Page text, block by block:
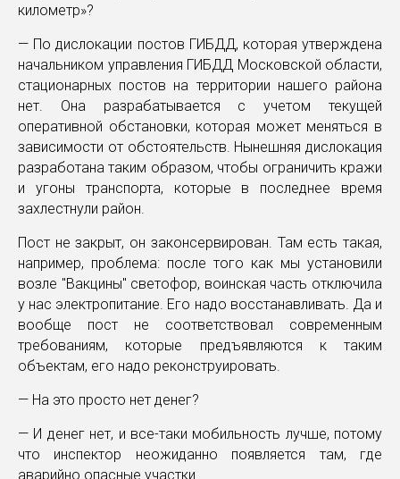
километр»?
— По дислокации постов ГИБДД, которая утверждена
начальником управления ГИБДД Московской области,
стационарных постов на территории нашего района
нет. Она разрабатывается с учетом текущей
оперативной обстановки, которая может меняться в
зависимости от обстоятельств. Нынешняя дислокация
разработана таким образом, чтобы ограничить кражи
и угоны транспорта, которые в последнее время
захлестнули район.
Пост не закрыт, он законсервирован. Там есть такая,
например, проблема: после того как мы установили
возле "Вакцины" светофор, воинская часть отключила
у нас электропитание. Его надо восстанавливать. Да и
вообще пост не соответствовал современным
требованиям, которые предъявляются к таким
объектам, его надо реконструировать.
— На это просто нет денег?
— И денег нет, и все-таки мобильность лучше, потому
что инспектор неожиданно появляется там, где
аварийно опасные участки.